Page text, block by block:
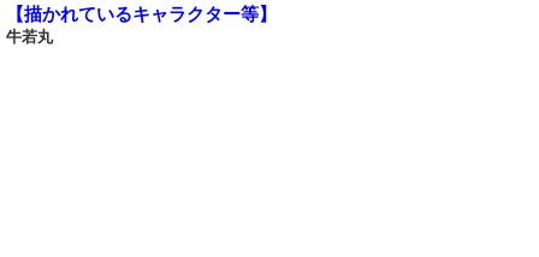
【描かれているキャラクター等】
牛若丸